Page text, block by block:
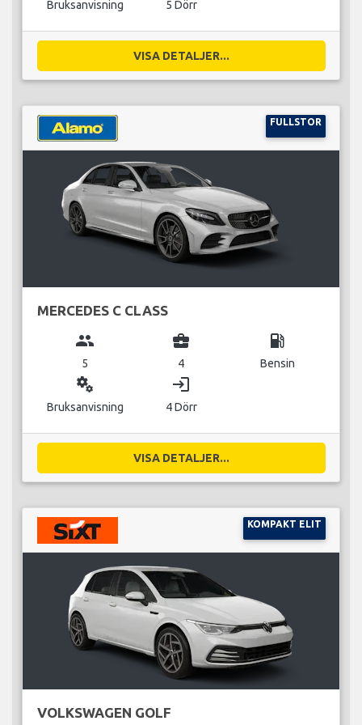
Bruksanvisning 5 Dörr
VISA DETALJER...
FULLSTOR
MERCEDES C CLASS
group
5
business_center
4
local_gas_station
Bensin
miscellaneous_services
Bruksanvisning
login
4 Dörr
VISA DETALJER...
KOMPAKT ELIT
VOLKSWAGEN GOLF